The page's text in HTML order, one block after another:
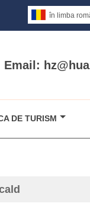
în limba
Email:
DE TURISM